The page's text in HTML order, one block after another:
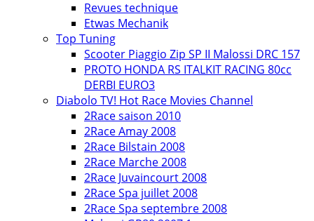
Revues technique
Etwas Mechanik
Top Tuning
Scooter Piaggio Zip SP II Malossi DRC 157
PROTO HONDA RS ITALKIT RACING 80cc
DERBI EURO3
Diabolo TV! Hot Race Movies Channel
2Race saison 2010
2Race Amay 2008
2Race Bilstain 2008
2Race Marche 2008
2Race Juvaincourt 2008
2Race Spa juillet 2008
2Race Spa septembre 2008